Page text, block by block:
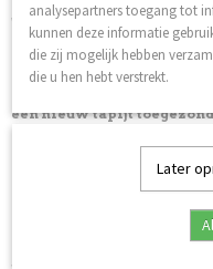
Vlam vertragend.
Prijs is incl.
beschadiging en/of
een nieuw tapijt
Verzenden naar België is
verzendkosten voor
Dit hoogpolig shaggy
analysepartners toegang tot
kunnen deze informatie
die zij mogelijk hebben
die u hen hebt verstrekt.
Later